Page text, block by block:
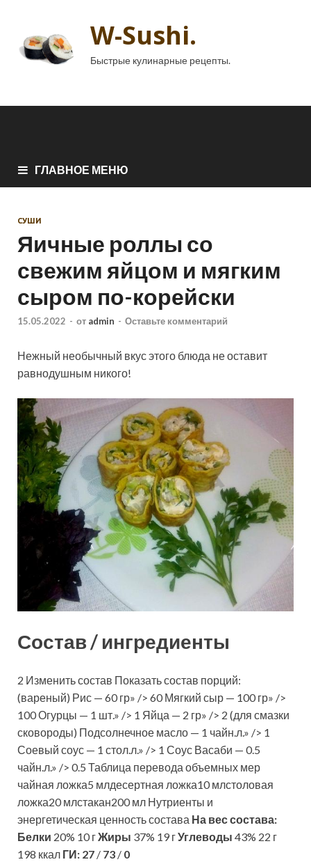
W-Sushi.
Быстрые кулинарные рецепты.
ГЛАВНОЕ МЕНЮ
СУШИ
Яичные роллы со
свежим яйцом и мягким
сыром по-корейски
15.05.2022 - от admin - Оставьте комментарий
Нежный необычный вкус этого блюда не оставит
равнодушным никого!
Состав / ингредиенты
2 Изменить состав Показать состав порций:
(вареный) Рис — 60 гр» /> 60 Мягкий сыр — 100 гр» />
100 Огурцы — 1 шт.» /> 1 Яйца — 2 гр» /> 2 (для смазки
сковороды) Подсолнечное масло — 1 чайн.л.» /> 1
Соевый соус — 1 стол.л.» /> 1 Соус Васаби — 0.5
чайн.л.» /> 0.5 Таблица перевода объемных мер
чайная ложка5 млдесертная ложка10 млстоловая
ложка20 млстакан200 мл Нутриенты и
энергетическая ценность состава На вес состава:
Белки 20% 10 гЖиры 37% 19 гУглеводы 43% 22 г
198 ккал ГИ: 27 / 73 / 0